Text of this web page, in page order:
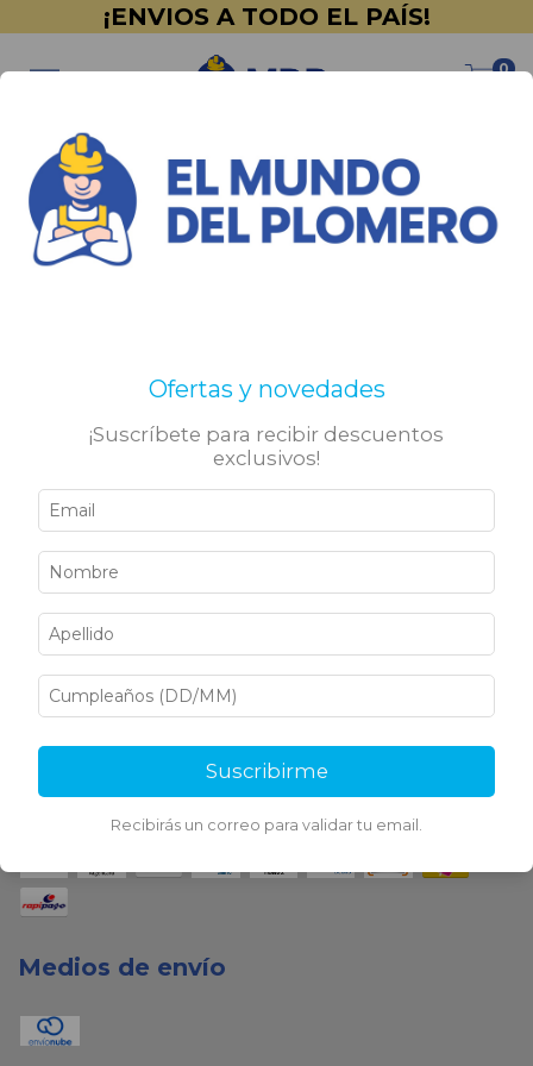
¡ENVIOS A TODO EL PAÍS!
0
Inicio Bachas & Vanitorys > Accesorios
No tenemos resultados para tu búsqueda. Por favor,
intentá con otros filtros.
Sigamos conectados
Medios de pago
Medios de envío
Ofertas y novedades
¡Suscríbete para recibir descuentos
exclusivos!
Suscribirme
Recibirás un correo para validar tu email.